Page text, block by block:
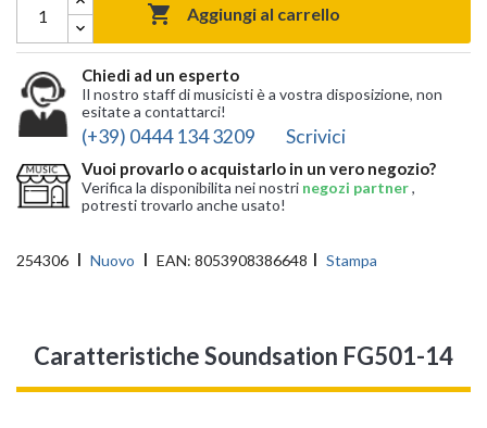
 Aggiungi al carrello
Chiedi ad un esperto
Il nostro staff di musicisti è a vostra disposizione, non
esitate a contattarci!
(+39) 0444 134 3209 Scrivici
Vuoi provarlo o acquistarlo in un vero negozio?
Verifica la disponibilita nei nostri negozi partner,
potresti trovarlo anche usato!
254306 Nuovo EAN: 8053908386648 Stampa
Caratteristiche Soundsation FG501-14